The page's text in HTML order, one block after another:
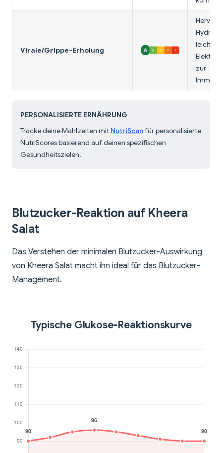
Virale/Grippe-Erholung
leicht
zur
PERSONALISIERTE ERNÄHRUNG
Tracke deine Mahlzeiten mit NutriScanfür personalisierte
NutriScores basierend auf deinen spezifischen
Gesundheitszielen!
Blutzucker-Reaktion auf Kheera
Salat
Das Verstehen der minimalen Blutzucker-Auswirkung
von Kheera Salat macht ihn ideal für das Blutzucker-
Management.
Typische Glukose-Reaktionskurve